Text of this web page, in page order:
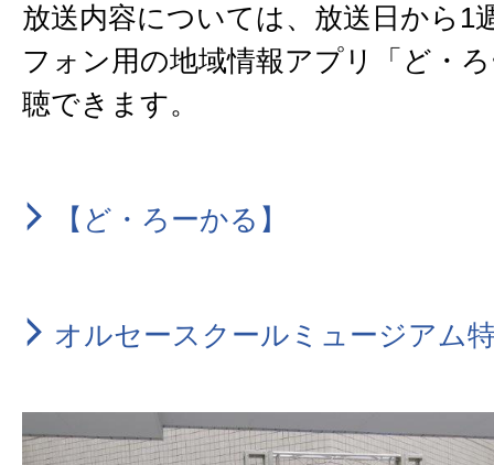
放送内容については、放送日から1
フォン用の地域情報アプリ「ど・
聴できます。
【ど・ろーかる】
オルセースクールミュージアム